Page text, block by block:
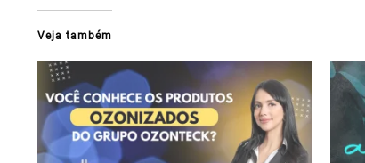
Veja também